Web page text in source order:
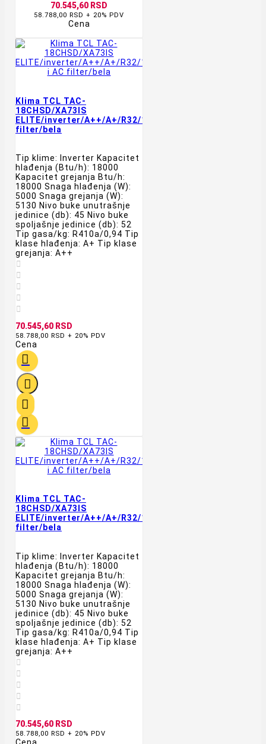
70.545,60 RSD
58.788,00 RSD + 20% PDV
Cena
Klima TCL TAC-
18CHSD/XA73IS
ELITE/inverter/A++/A+/R32/18000BTU/WiFi/4D/AB
filter/bela
Tip klime: Inverter Kapacitet
hlađenja (Btu/h): 18000
Kapacitet grejanja Btu/h:
18000 Snaga hlađenja (W):
5000 Snaga grejanja (W):
5130 Nivo buke unutrašnje
jedinice (db): 45 Nivo buke
spoljašnje jedinice (db): 52
Tip gasa/kg: R410a/0,94 Tip
klase hlađenja: A+ Tip klase
grejanja: A++





70.545,60 RSD
58.788,00 RSD + 20% PDV
Cena




Klima TCL TAC-
18CHSD/XA73IS
ELITE/inverter/A++/A+/R32/18000BTU/WiFi/4D/AB
filter/bela
Tip klime: Inverter Kapacitet
hlađenja (Btu/h): 18000
Kapacitet grejanja Btu/h:
18000 Snaga hlađenja (W):
5000 Snaga grejanja (W):
5130 Nivo buke unutrašnje
jedinice (db): 45 Nivo buke
spoljašnje jedinice (db): 52
Tip gasa/kg: R410a/0,94 Tip
klase hlađenja: A+ Tip klase
grejanja: A++





70.545,60 RSD
58.788,00 RSD + 20% PDV